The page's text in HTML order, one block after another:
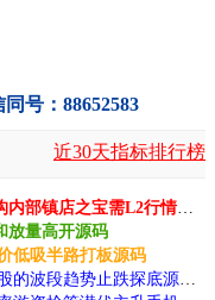
号：88652583
近30天指标排行榜
通达信【机构内部筹码】主副套装神秘机构内部镇店之宝需L2行情支持源码
放量高开源码
低吸半路打板源码